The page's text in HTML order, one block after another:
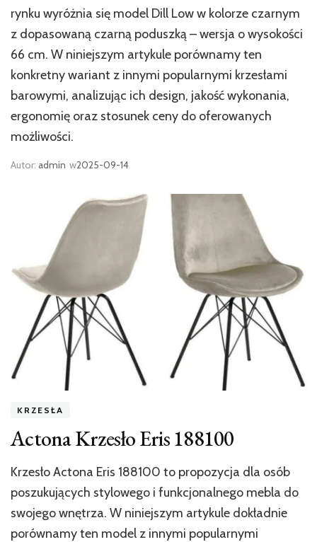
rynku wyróżnia się model Dill Low w kolorze czarnym
z dopasowaną czarną poduszką – wersja o wysokości
66 cm. W niniejszym artykule porównamy ten
konkretny wariant z innymi popularnymi krzesłami
barowymi, analizując ich design, jakość wykonania,
ergonomię oraz stosunek ceny do oferowanych
możliwości.
Autor: admin w2025-09-14
KRZESŁA
Actona Krzesło Eris 188100
Krzesło Actona Eris 188100 to propozycja dla osób
poszukujących stylowego i funkcjonalnego mebla do
swojego wnętrza. W niniejszym artykule dokładnie
porównamy ten model z innymi popularnymi